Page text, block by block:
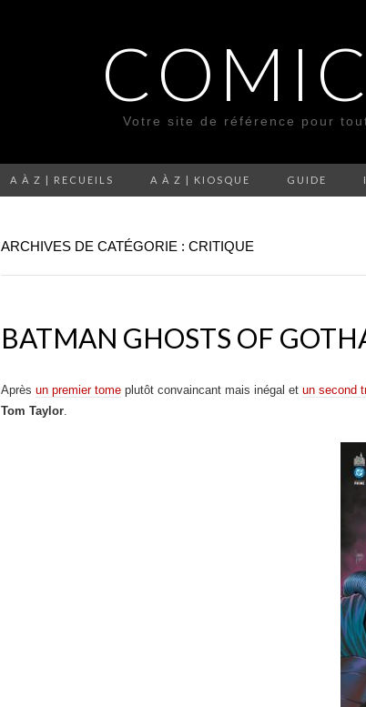
Votre site de référence pour
A À Z | RECUEILS A À Z | KIOSQUE GUIDE
ARCHIVES DE CATÉGORIE : CRITIQUE
BATMAN GHOSTS OF
Après un premier tome plutôt convaincant mais inégal et un second
Tom Taylor.